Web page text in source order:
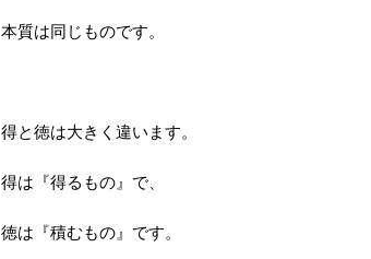
本質は同じものです。
得と徳は大きく違います。
得は『得るもの』で、
徳は『積むもの』です。